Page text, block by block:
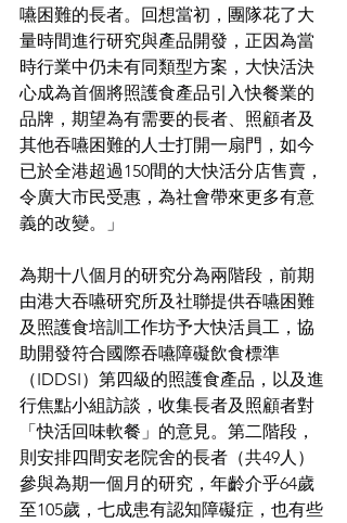
嚥困難的長者。回想當初，團隊花了大
量時間進行研究與產品開發，正因為當
時行業中仍未有同類型方案，大快活決
心成為首個將照護食產品引入快餐業的
品牌，期望為有需要的長者、照顧者及
其他吞嚥困難的人士打開一扇門，如今
已於全港超過150間的大快活分店售賣，
令廣大市民受惠，為社會帶來更多有意
義的改變。」
為期十八個月的研究分為兩階段，前期
由港大吞嚥研究所及社聯提供吞嚥困難
及照護食培訓工作坊予大快活員工，協
助開發符合國際吞嚥障礙飲食標準
（IDDSI）第四級的照護食產品，以及進
行焦點小組訪談，收集長者及照顧者對
「快活回味軟餐」的意見。第二階段，
則安排四間安老院舍的長者（共49人）
參與為期一個月的研究，年齡介乎64歲
至105歲，七成患有認知障礙症，也有些